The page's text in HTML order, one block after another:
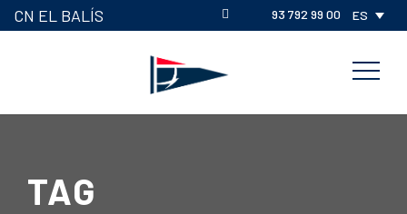
CN EL BALÍS 93 792 99 00 ES
TAG